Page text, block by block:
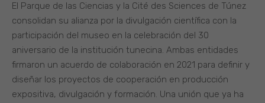
El Parque de las Ciencias y la Cité des Sciences de Túnez
consolidan su alianza por la divulgación científica con la
participación del museo en la celebración del 30
aniversario de la institución tunecina. Ambas entidades
firmaron un acuerdo de colaboración en 2021 para definir y
diseñar los proyectos de cooperación en producción
expositiva, divulgación y formación. Una unión que ya ha